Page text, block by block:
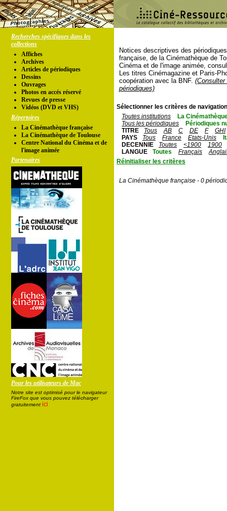
Recherches spécifiques dans les
collections
Affiches
Archives
Articles de périodiques
Dessins
Ouvrages
Photos en accés réservé
Revues de presse
Vidéos (DVD et VHS)
Répertoires
La Cinémathèque française
La Cinémathèque de Toulouse
Centre National du Cinéma et de
l'image animée
Partenaires
Pour les utilisateurs de Mac
Notre site est optimisé pour le navigateur
FireFox que vous pouvez télécharger
gratuitement ici
Notices descriptives des
française, de la Cinémathèque de
Cinéma et de l'image animée,
Les titres Cinémagazine et Paris-
coopération avec la BNF.
périodiques)
Sélectionner les critères de
Toutes institutions
La
Tous les périodiques
Périodiques
TITRE
Tous AB C DE F
GHI
PAYS
Tous France Etats-Unis
DECENNIE
Toutes <1900
1900
LANGUE
Toutes Français
Réinitialiser les critères
La Cinémathèque française - 0